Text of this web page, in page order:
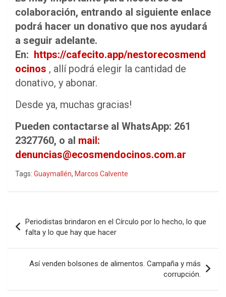
colaboración, entrando al siguiente enlace
podrá hacer un donativo que nos ayudará
a seguir adelante.
En: https://cafecito.app/nestorecosmend
ocinos , allí podrá elegir la cantidad de
donativo, y abonar.
Desde ya, muchas gracias!
Pueden contactarse al WhatsApp: 261
2327760, o al mail:
denuncias@ecosmendocinos.com.ar
Tags: Guaymallén, Marcos Calvente
de
entradas
Periodistas brindaron en el Círculo por lo hecho, lo que
falta y lo que hay que hacer
Así venden bolsones de alimentos. Campaña y más
corrupción.